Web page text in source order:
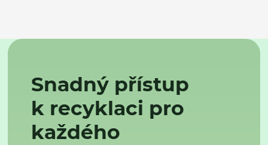
Snadný přístup
k recyklaci pro
každého